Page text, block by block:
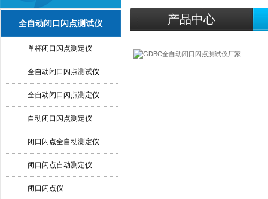
全自动闭口闪点测试仪
单杯闭口闪点测定仪
全自动闭口闪点测试仪
全自动闭口闪点测定仪
自动闭口闪点测定仪
闭口闪点全自动测定仪
闭口闪点自动测定仪
闭口闪点仪
产品中心